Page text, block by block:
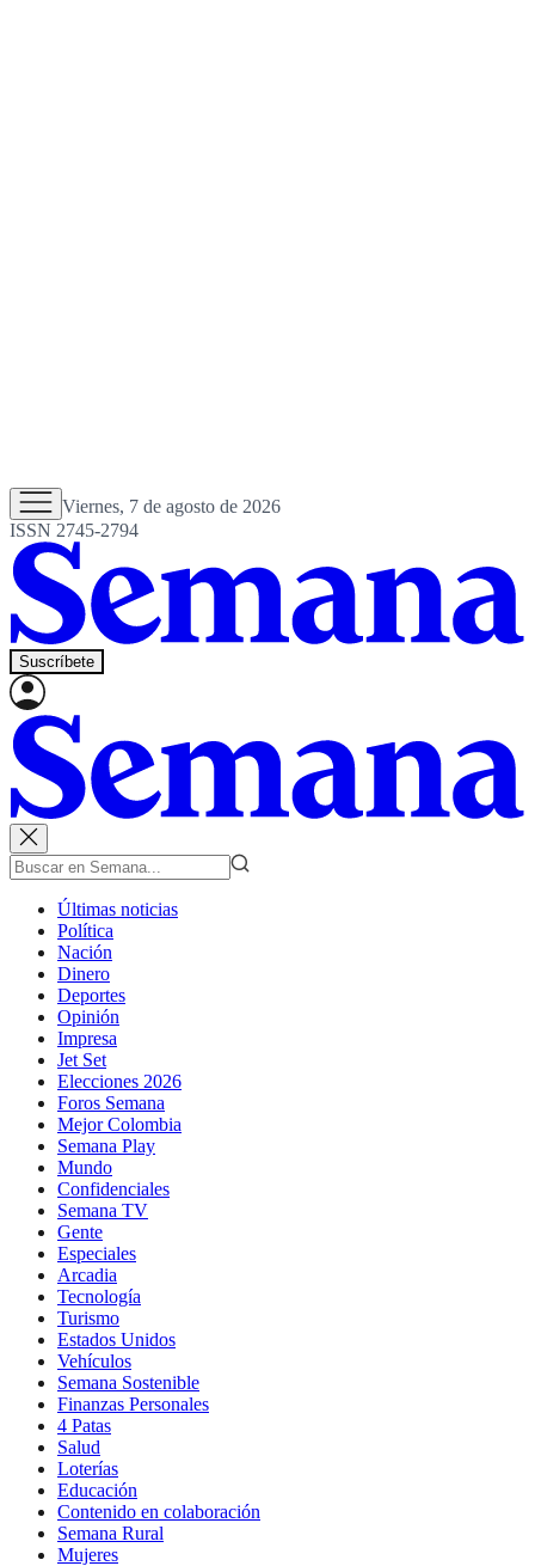
Viernes, 7 de agosto de 2026
ISSN 2745-2794
Suscríbete
Últimas noticias
Política
Nación
Dinero
Deportes
Opinión
Impresa
Jet Set
Elecciones 2026
Foros Semana
Mejor Colombia
Semana Play
Mundo
Confidenciales
Semana TV
Gente
Especiales
Arcadia
Tecnología
Turismo
Estados Unidos
Vehículos
Semana Sostenible
Finanzas Personales
4 Patas
Salud
Loterías
Educación
Contenido en colaboración
Semana Rural
Mujeres